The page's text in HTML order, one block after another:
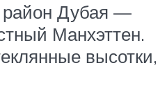
Дубая —
Манхэттен.
высотки,